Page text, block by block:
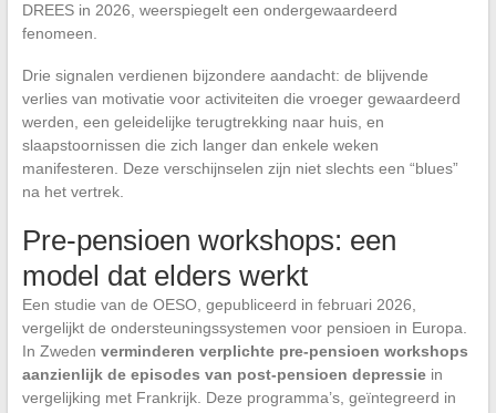
DREES in 2026, weerspiegelt een ondergewaardeerd
fenomeen.
Drie signalen verdienen bijzondere aandacht: de blijvende
verlies van motivatie voor activiteiten die vroeger gewaardeerd
werden, een geleidelijke terugtrekking naar huis, en
slaapstoornissen die zich langer dan enkele weken
manifesteren. Deze verschijnselen zijn niet slechts een “blues”
na het vertrek.
Pre-pensioen workshops: een
model dat elders werkt
Een studie van de OESO, gepubliceerd in februari 2026,
vergelijkt de ondersteuningssystemen voor pensioen in Europa.
In Zweden verminderen verplichte pre-pensioen workshops
aanzienlijk de episodes van post-pensioen depressiein
vergelijking met Frankrijk. Deze programma’s, geïntegreerd in